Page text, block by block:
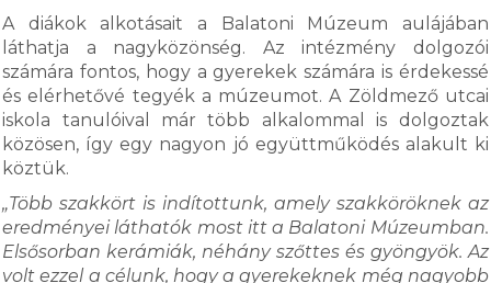
A diákok alkotásait a Balatoni Múzeum aulájában
láthatja a nagyközönség. Az intézmény dolgozói
számára fontos, hogy a gyerekek számára is érdekessé
és elérhetővé tegyék a múzeumot. A Zöldmező utcai
iskola tanulóival már több alkalommal is dolgoztak
közösen, így egy nagyon jó együttműködés alakult ki
köztük.
„Több szakkört is indítottunk, amely szakköröknek az
eredményei láthatók most itt a Balatoni Múzeumban.
Elsősorban kerámiák, néhány szőttes és gyöngyök. Az
volt ezzel a célunk, hogy a gyerekeknek még nagyobb